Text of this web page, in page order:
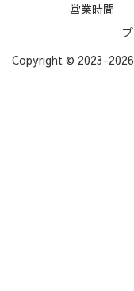
営業時間
Copyright © 2023-